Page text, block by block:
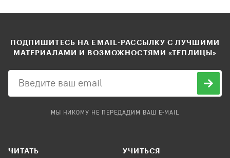
ПОДПИШИТЕСЬ НА EMAIL-РАССЫЛКУ С ЛУЧШИМИ
МАТЕРИАЛАМИ И ВОЗМОЖНОСТЯМИ «ТЕПЛИЦЫ»
МЫ НИКОМУ НЕ ПЕРЕДАДИМ ВАШ E-MAIL
ЧИТАТЬ УЧИТЬСЯ